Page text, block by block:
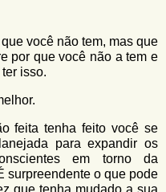
você não tem, mas que
por que você não a tem e
isso.
feita tenha feito você se
para expandir os
em torno da
surpreendente o que pode
que tenha mudado a sua